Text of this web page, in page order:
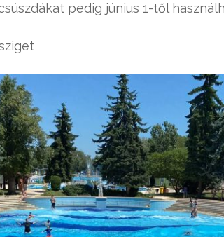
pedig június 1-től